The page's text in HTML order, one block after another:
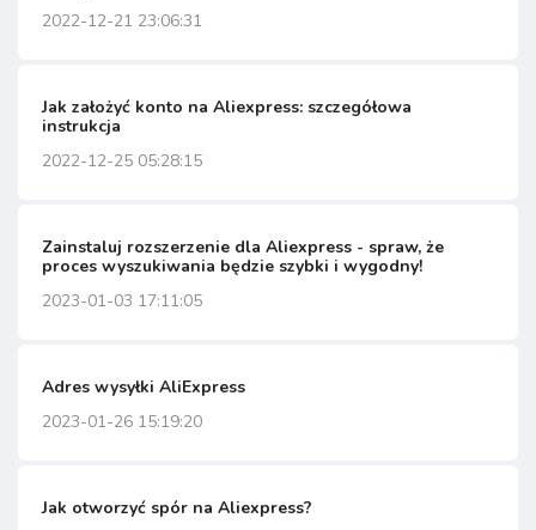
2022-12-21 23:06:31
Jak założyć konto na Aliexpress: szczegółowa
instrukcja
2022-12-25 05:28:15
Zainstaluj rozszerzenie dla Aliexpress - spraw, że
proces wyszukiwania będzie szybki i wygodny!
2023-01-03 17:11:05
Adres wysyłki AliExpress
2023-01-26 15:19:20
Jak otworzyć spór na Aliexpress?